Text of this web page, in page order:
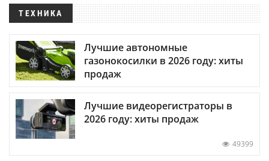
ТЕХНИКА
Лучшие автономные
газонокосилки в 2026 году: хиты
продаж
Лучшие видеорегистраторы в
2026 году: хиты продаж
49399